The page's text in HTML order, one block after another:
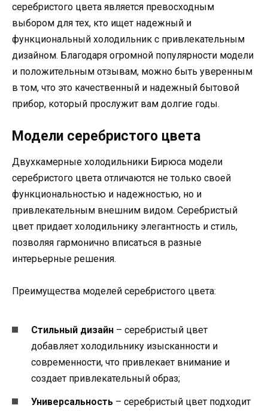
серебристого цвета является превосходным
выбором для тех, кто ищет надежный и
функциональный холодильник с привлекательным
дизайном. Благодаря огромной популярности модели
и положительным отзывам, можно быть уверенным
в том, что это качественный и надежный бытовой
прибор, который прослужит вам долгие годы.
Модели серебристого цвета
Двухкамерные холодильники Бирюса модели
серебристого цвета отличаются не только своей
функциональностью и надежностью, но и
привлекательным внешним видом. Серебристый
цвет придает холодильнику элегантность и стиль,
позволяя гармонично вписаться в разные
интерьерные решения.
Преимущества моделей серебристого цвета:
Стильный дизайн – серебристый цвет
добавляет холодильнику изысканности и
современности, что привлекает внимание и
создает привлекательный образ;
Универсальность – серебристый цвет подходит